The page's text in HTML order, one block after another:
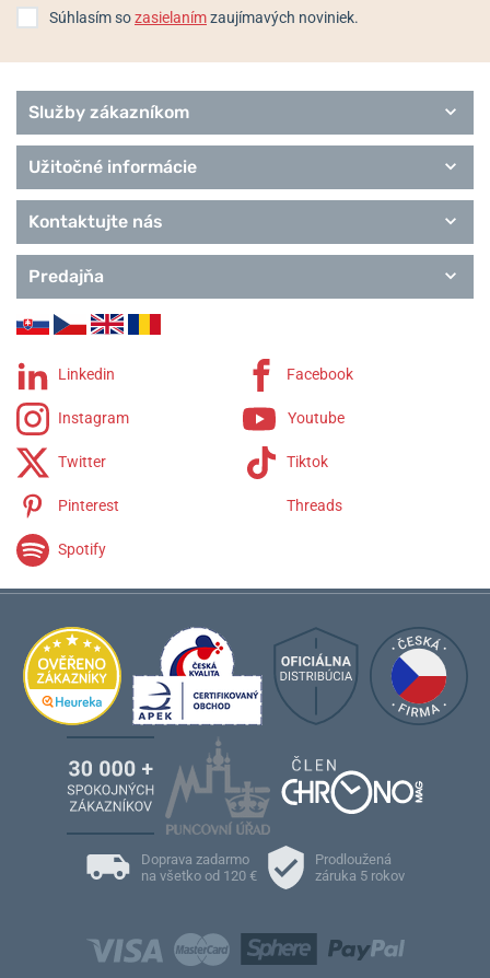
Súhlasím sozasielanímzaujímavých noviniek.
Služby zákazníkom
Užitočné informácie
Kontaktujte nás
Predajňa
Linkedin Facebook
Instagram Youtube
Twitter Tiktok
Pinterest Threads
Spotify
Doprava zadarmo
na všetko od 120 €
Prodloužená
záruka 5 rokov